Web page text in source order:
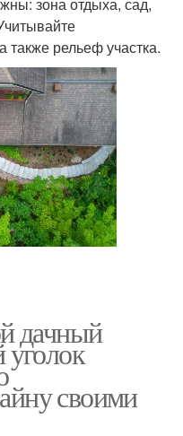
также рельеф участка.
дачный
уголок
своими